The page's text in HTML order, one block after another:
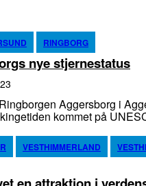
RINGBORG
nye stjernestatus
Aggersborg i
kommet på
VESTHIMMERLAND